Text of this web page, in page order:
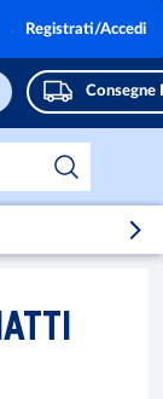
Consegne
Registrati/Accedi